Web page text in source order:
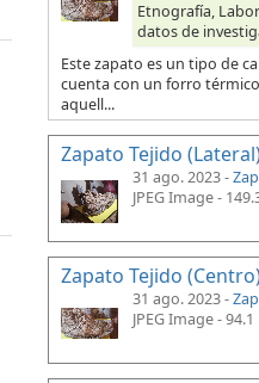
Etnografía,
datos de
Este zapato es un tipo de
cuenta con un forro
aquell...
Zapato Tejido
31 ago. 2023 -
JPEG Image -
Zapato Tejido
31 ago. 2023 -
JPEG Image - 94.1